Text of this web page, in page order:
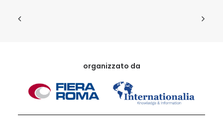
organizzato da